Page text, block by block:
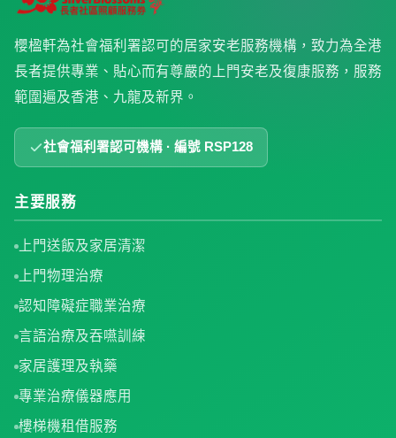
櫻楹軒為社會福利署認可的居家安老服務機構，致力為全港
長者提供專業、貼心而有尊嚴的上門安老及復康服務，服務
範圍遍及香港、九龍及新界。
社會福利署認可機構 · 編號 RSP128
主要服務
上門送飯及家居清潔
上門物理治療
認知障礙症職業治療
言語治療及吞嚥訓練
家居護理及執藥
專業治療儀器應用
樓梯機租借服務